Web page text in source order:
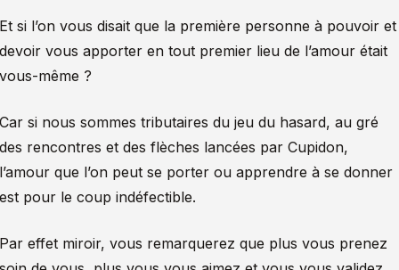
si l’on vous disait que la première personne à pouvoir et
vous apporter en tout premier lieu de l’amour était
même ?
si nous sommes tributaires du jeu du hasard, au gré
rencontres et des flèches lancées par Cupidon,
que l’on peut se porter ou apprendre à se donner
pour le coup indéfectible.
effet miroir, vous remarquerez que plus vous prenez